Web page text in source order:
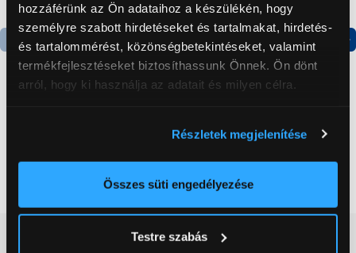
hozzáférünk az Ön adataihoz a készülékén, hogy
személyre szabott hirdetéseket és tartalmakat, hirdetés-
és tartalommérést, közönségbetekintéseket, valamint
termékfejlesztéseket biztosíthassunk Önnek. Ön dönt
arról, hogy ki használja az adatait és milyen célra.
elhelyezkedéséről pár méteres pontossággal
Az Ön készülékén beazonosítása annak konkrét
módjairól és adja meg preferenciáit aRészletek
Részletek megjelenítése
Összes süti engedélyezése
Testre szabás
Termék adatlap Termék adatlap
Alulfagyasztós
(0)